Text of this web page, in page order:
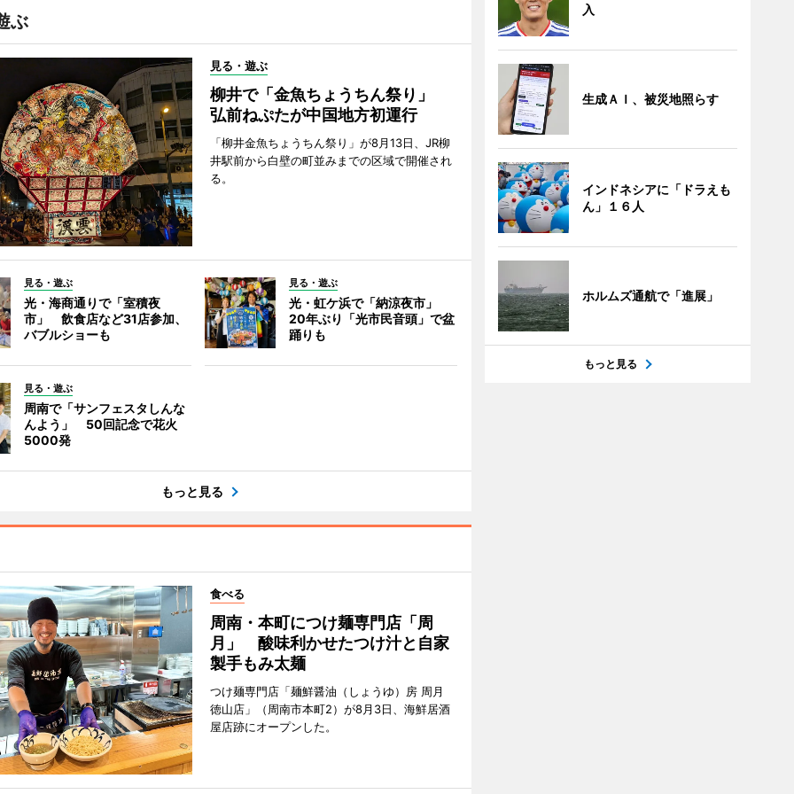
ぶ
見る・遊ぶ
柳井で「金魚ちょうちん祭り」
弘前ねぷたが中国地方初運行
「柳井金魚ちょうちん祭り」が8月13日、JR柳
井駅前から白壁の町並みまでの区域で開催され
る。
見る・遊ぶ
光・海商通りで「室積夜
市」 飲食店など31店参加、
バブルショーも
見る・遊ぶ
光・虹ケ浜で「納涼夜市」
20年ぶり「光市民音頭」で盆
踊りも
見る・遊ぶ
周南で「サンフェスタしんな
んよう」 50回記念で花火
5000発
もっと見る
食べる
周南・本町につけ麺専門店「周
月」 酸味利かせたつけ汁と自家
製手もみ太麺
つけ麺専門店「麺鮮醤油（しょうゆ）房 周月
徳山店」（周南市本町2）が8月3日、海鮮居酒
屋店跡にオープンした。
入
生成ＡＩ、被災地照らす
インドネシアに「ドラえも
ん」１６人
ホルムズ通航で「進展」
もっと見る